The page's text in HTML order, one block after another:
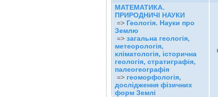
МАТЕМАТИКА.
ПРИРОДНИЧІ НАУКИ
=> Геологія. Науки про
Землю
=> загальна геологія,
метеорологія,
кліматологія, історична
геологія, стратиграфія,
палеогеографія
=> геоморфологія,
дослідження фізичних
форм Землі